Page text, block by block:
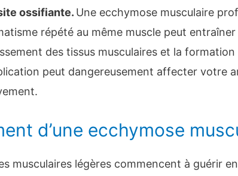
ossifiante. Une ecchymose musculaire
répété au même muscle peut entraîner
des tissus musculaires et la formation
peut dangereusement affecter votre
d’une ecchymose
musculaires légères commencent à guérir